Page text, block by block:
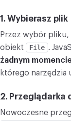
1. Wybierasz plik
Przez wybór
obiekt
File .
żadnym
którego narzędzia
2. Przeglądarka
Nowoczesne